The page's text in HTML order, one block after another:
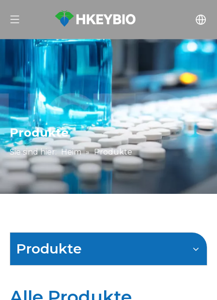
Produkte
Sie sind hier: Heim » Produkte
Produkte